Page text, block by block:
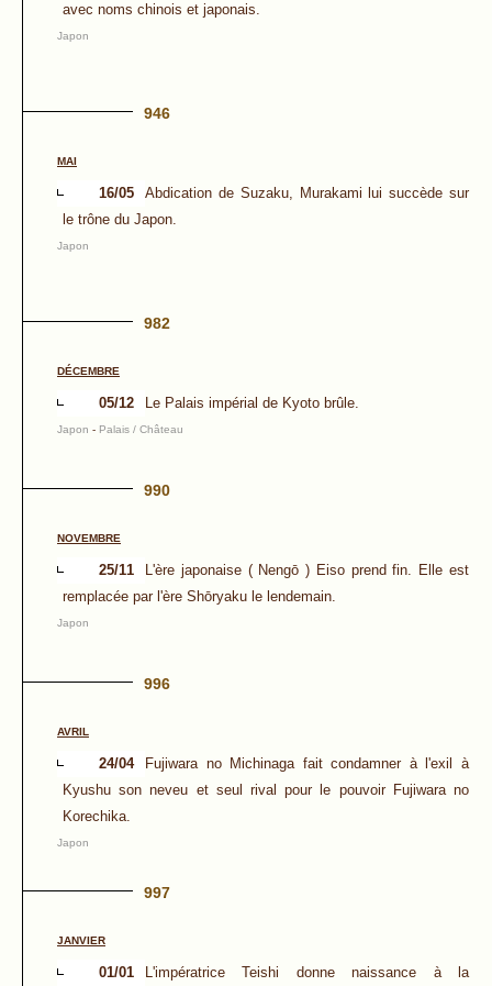
avec noms chinois et japonais.
Japon
946
MAI
16/05
Abdication de Suzaku, Murakami lui succède sur
le trône du Japon.
Japon
982
DÉCEMBRE
05/12 Le Palais impérial de Kyoto brûle.
Japon - Palais / Château
990
NOVEMBRE
25/11
L'ère japonaise ( Nengō ) Eiso prend fin. Elle est
remplacée par l'ère Shōryaku le lendemain.
Japon
996
AVRIL
24/04
Fujiwara no Michinaga fait condamner à l'exil à
Kyushu son neveu et seul rival pour le pouvoir Fujiwara no
Korechika.
Japon
997
JANVIER
01/01
L'impératrice Teishi donne naissance à la